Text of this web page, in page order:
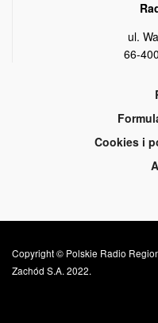
ul.
66-
Cookies i
Copyright © Polskie Radio
Zachód S.A. 2022.